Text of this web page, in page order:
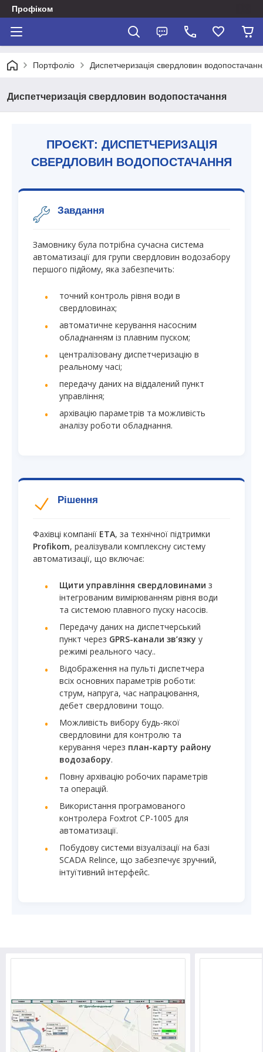
Профіком
Портфоліо Диспетчеризація свердловин
Диспетчеризація свердловин водопостачання
ПРОЄКТ: ДИСПЕТЧЕРИЗАЦІЯ
СВЕРДЛОВИН ВОДОПОСТАЧАННЯ
Завдання
Замовнику була потрібна сучасна система
автоматизації для групи свердловин водозабору
першого підйому, яка забезпечить:
точний контроль рівня води в
свердловинах;
автоматичне керування насосним
обладнанням із плавним пуском;
централізовану диспетчеризацію в
реальному часі;
передачу даних на віддалений пункт
управління;
архівацію параметрів та можливість
аналізу роботи обладнання.
Рішення
Фахівці компанії ЕТА, за технічної підтримки
Profikom, реалізували комплексну систему
автоматизації, що включає:
Щити управління свердловинами з
інтегрованим вимірюванням рівня води
та системою плавного пуску насосів.
Передачу даних на диспетчерський
пункт через GPRS-канали зв’язку у
режимі реального часу..
Відображення на пульті диспетчера
всіх основних параметрів роботи:
струм, напруга, час напрацювання,
дебет свердловини тощо.
Можливість вибору будь-якої
свердловини для контролю та
керування через план-карту району
водозабору.
Повну архівацію робочих параметрів
та операцій.
Використання програмованого
контролера Foxtrot CP-1005 для
автоматизації.
Побудову системи візуалізації на базі
SCADA Relince, що забезпечує зручний,
інтуїтивний інтерфейс.